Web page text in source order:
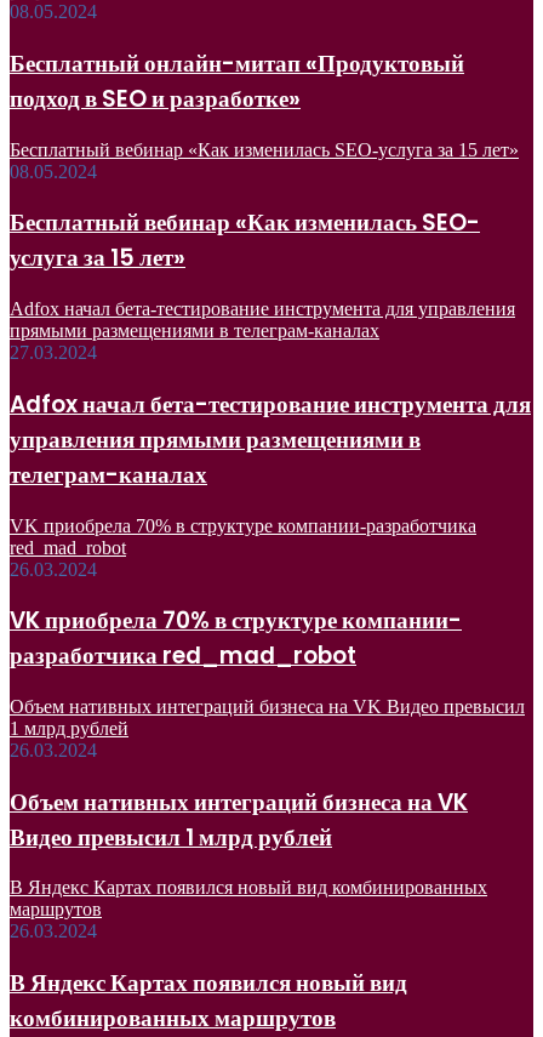
08.05.2024
Бесплатный онлайн-митап «Продуктовый
подход в SEO и разработке»
Бесплатный вебинар «Как изменилась SEO-услуга за 15 лет»
08.05.2024
Бесплатный вебинар «Как изменилась SEO-
услуга за 15 лет»
Adfox начал бета-тестирование инструмента для управления
прямыми размещениями в телеграм-каналах
27.03.2024
Adfox начал бета-тестирование инструмента для
управления прямыми размещениями в
телеграм-каналах
VK приобрела 70% в структуре компании-разработчика
red_mad_robot
26.03.2024
VK приобрела 70% в структуре компании-
разработчика red_mad_robot
Объем нативных интеграций бизнеса на VK Видео превысил
1 млрд рублей
26.03.2024
Объем нативных интеграций бизнеса на VK
Видео превысил 1 млрд рублей
В Яндекс Картах появился новый вид комбинированных
маршрутов
26.03.2024
В Яндекс Картах появился новый вид
комбинированных маршрутов